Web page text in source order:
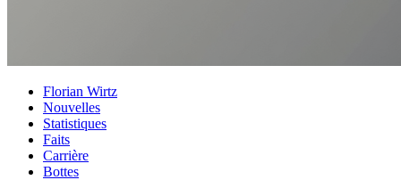
Florian Wirtz
Nouvelles
Statistiques
Faits
Carrière
Bottes